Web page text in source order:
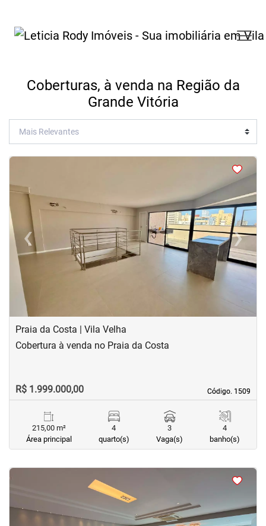
Coberturas, à venda na Região da
Grande Vitória
<
‹Previous ›Next
Praia da Costa | Vila Velha
Código. 1509
Código. 1509
Cobertura à venda no Praia da Costa
R$ 1.999.000,00
215,00 m²
Área principal
4
quarto(s)
3
Vaga(s)
4
banho(s)
<